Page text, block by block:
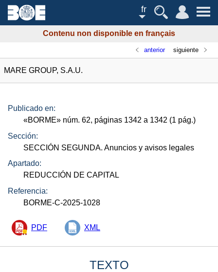
fr
Contenu non disponible en français
anterior siguiente
MARE GROUP, S.A.U.
Publicado en:
«BORME» núm. 62, páginas 1342 a 1342 (1 pág.)
Sección:
SECCIÓN SEGUNDA. Anuncios y avisos legales
Apartado:
REDUCCIÓN DE CAPITAL
Referencia:
BORME-C-2025-1028
PDF XML
TEXTO